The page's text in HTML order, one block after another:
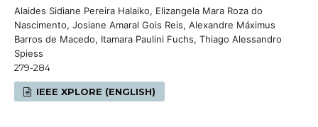
Alaides Sidiane Pereira Halaiko, Elizangela Mara Roza do
Nascimento, Josiane Amaral Gois Reis, Alexandre Máximus
Barros de Macedo, Itamara Paulini Fuchs, Thiago Alessandro
Spiess
279-284
IEEE XPLORE (ENGLISH)